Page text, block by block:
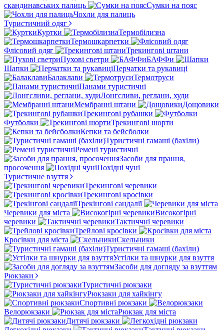
скандинавських палиць
Сумки на пояс
Чохли для палиць
Туристичний одяг
Куртки
Термобілизна
Термошкарпетки
Флісовий одяг
Трекингові штани
Пухові светри
БАФФи
Шапки
Перчатки та рукавиці
Балаклави
Термотруси
Панами туристичні
Лонгсливи, реглани, худи
Мембранні штани
Дощовики
Трекингові рубашки
Футболки
Трекингові шорти
Кепки та бейсболки
Туристичні гамаші (бахіли)
Ремені туристичні
Засоби для прання,
просочення
Похідні чуні
Туристичне взуття
Трекингові черевики
Трекингові кросівки
Трекінгові сандалії
Черевики для міста
Високогірні
черевики
Тактиччні черевики
Трейлові кросівки
Кросівки для міста
Скельники
Туристичні гамаші (бахіли)
Устілки та шнурки для взуття
Засоби для догляду за взуттям
Рюкзаки
Туристичні рюкзаки
Рюкзаки для хайкінгу
Спортивні рюкзаки
Велорюкзаки
Рюкзак для міста
Дитячі рюкзаки